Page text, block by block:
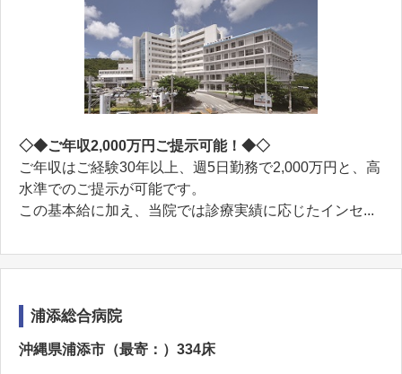
◇◆ご年収2,000万円ご提示可能！◆◇
ご年収はご経験30年以上、週5日勤務で2,000万円と、高
水準でのご提示が可能です。
この基本給に加え、当院では診療実績に応じたインセ...
浦添総合病院
沖縄県浦添市（最寄：）334床